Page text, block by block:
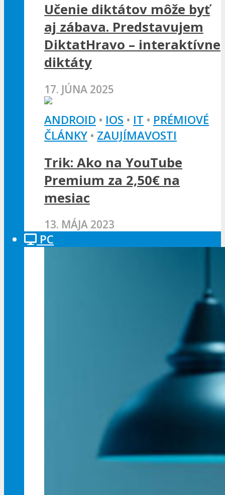
Učenie diktátov môže byť
aj zábava. Predstavujem
DiktatHravo – interaktívne
diktáty
17. JÚNA 2025
ANDROID • IOS • IT • PRÉMIOVÉ
ČLÁNKY • ZAUJÍMAVOSTI
Trik: Ako na YouTube
Premium za 2,50€ na
mesiac
13. MÁJA 2023
PC